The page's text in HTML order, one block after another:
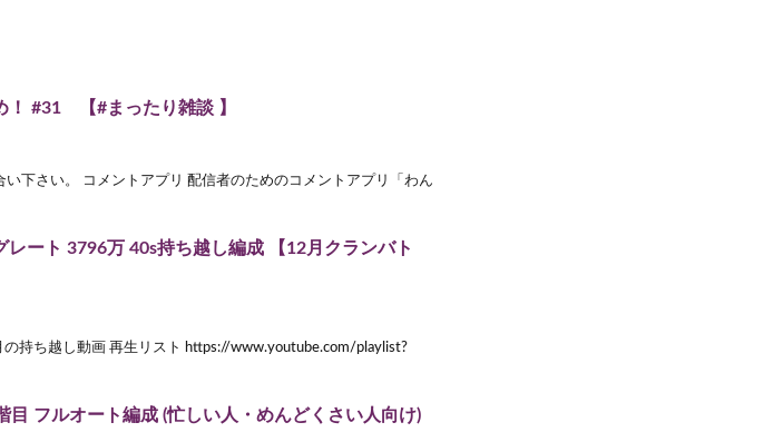
！ #31 【#まったり雑談 】
下さい。 コメントアプリ 配信者のためのコメントアプリ「わん
レート 3796万 40s持ち越し編成 【12月クランバト
持ち越し動画 再生リスト https://www.youtube.com/playlist?
目 フルオート編成 (忙しい人・めんどくさい人向け)